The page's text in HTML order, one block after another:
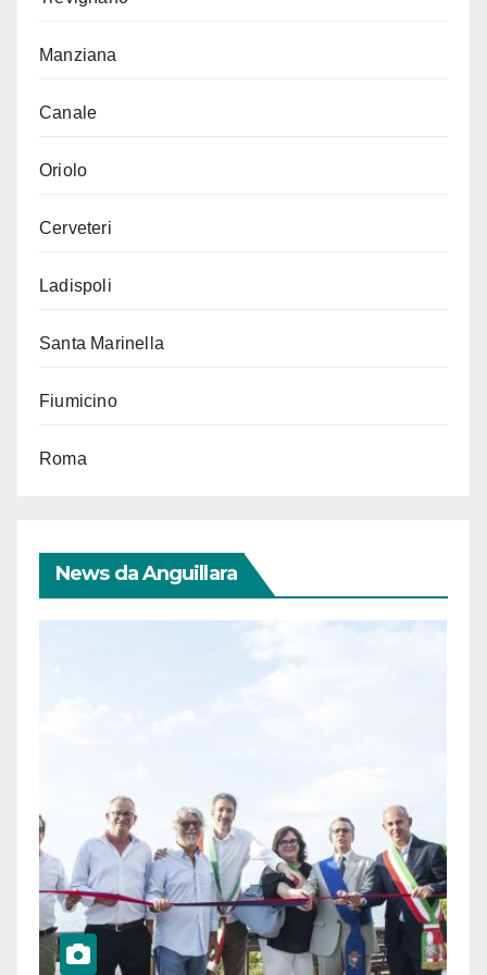
Manziana
Canale
Oriolo
Cerveteri
Ladispoli
Santa Marinella
Fiumicino
Roma
News da Anguillara